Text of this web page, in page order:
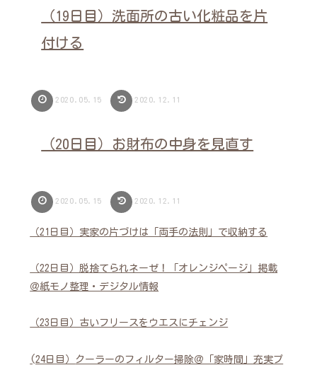
（19日目）洗面所の古い化粧品を片
付ける
2020.05.15 2020.12.11
（20日目）お財布の中身を見直す
2020.05.15 2020.12.11
（21日目）実家の片づけは「両手の法則」で収納する
（22日目）脱捨てられネーゼ！「オレンジページ」掲載
＠紙モノ整理・デジタル情報
（23日目）古いフリースをウエスにチェンジ
(24日目）
クーラーのフィルター掃除＠「家時間」充実プ